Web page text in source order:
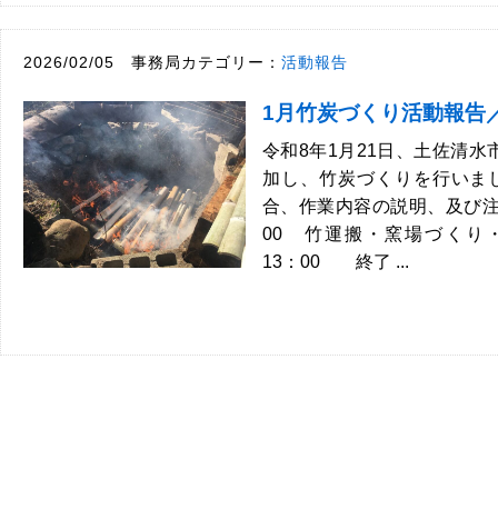
2026/02/05 事務局カテゴリー： 活動報告
1月竹炭づくり活動報告
令和8年1月21日、土佐清水
加し、竹炭づくりを行い
合、作業内容の説明、及び
00 竹運搬・窯場づくり
13：00 終了 ...